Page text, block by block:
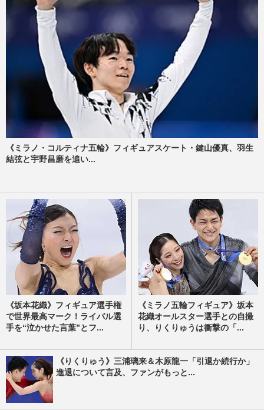
《ミラノ・コルティナ五輪》フィギュアスケート・鍵山優真、羽生
結弦と宇野昌磨を追い...
《坂本花織》フィギュア選手権
で世界最高マーク！ライバル選
手を“泣かせた言葉”とフ...
《ミラノ五輪フィギュア》坂本
花織オールスター選手との自撮
り、りくりゅうは衝撃の「...
《りくりゅう》三浦璃来＆木原龍一「引退か続行か」
進退について言及、ファンがもっと...